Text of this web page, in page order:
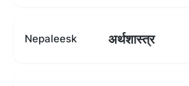
Nepaleesk अर्थशास्त्र